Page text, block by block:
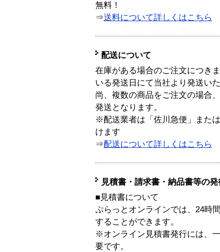
無料！
⇒送料について詳しくはこちら
配送について
在庫がある場合のご注文につき
いる発送日にて当社より発送い
尚、複数の商品をご注文の場合
発送となります。
※配送業者は「佐川急便」また
けます
⇒配送について詳しくはこちら
見積書・請求書・納品書等の
■見積書について
ぷらっとオンラインでは、24時
することができます。
※オンライン見積書発行には、
要です。